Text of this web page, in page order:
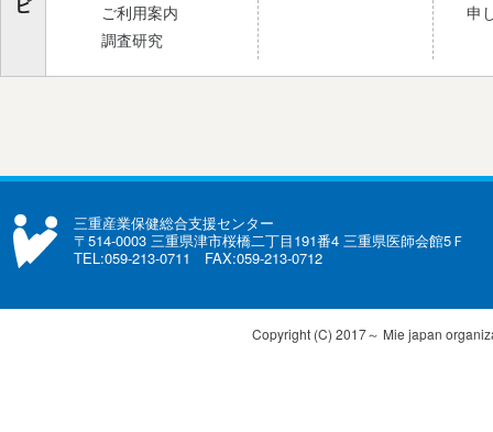
ご利用案内
調査研究
申
三重産業保健総合支援センター
〒514-0003 三重県津市桜橋二丁目191番4 三重県医師会館5Ｆ
TEL:059-213-0711 FAX:059-213-0712
Copyright (C) 2017～ Mie japan